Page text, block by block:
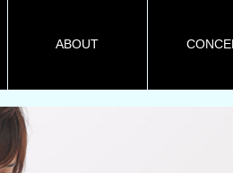
ABOUT